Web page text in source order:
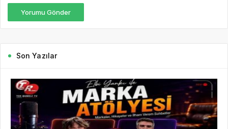
Yorumu Gönder
Son Yazılar